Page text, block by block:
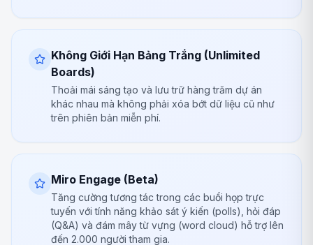
Không Giới Hạn Bảng Trắng (Unlimited
Boards)
Thoải mái sáng tạo và lưu trữ hàng trăm dự án
khác nhau mà không phải xóa bớt dữ liệu cũ như
trên phiên bản miễn phí.
Miro Engage (Beta)
Tăng cường tương tác trong các buổi họp trực
tuyến với tính năng khảo sát ý kiến (polls), hỏi đáp
(Q&A) và đám mây từ vựng (word cloud) hỗ trợ lên
đến 2.000 người tham gia.